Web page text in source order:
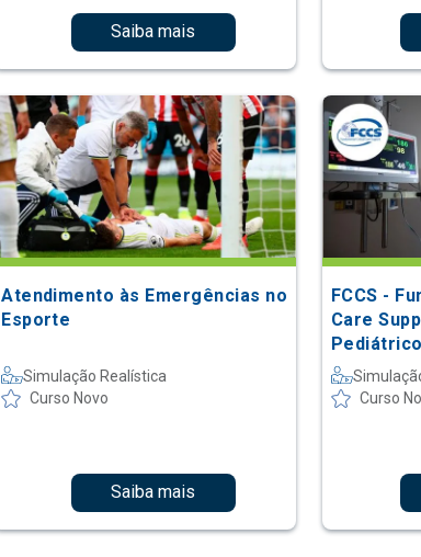
Saiba mais
Atendimento às Emergências no
Esporte
Simulação Realística
Curso Novo
Saiba mais
FCCS -
Care
Pediátrico
Curso